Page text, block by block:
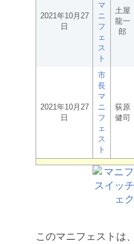
2021年10月27
日
マ
ニ
フ
ェ
ス
ト
土屋
龍一
郎
2021年10月27
日
市
長
マ
ニ
フ
ェ
ス
ト
荻原
健司
このマニフェストは、